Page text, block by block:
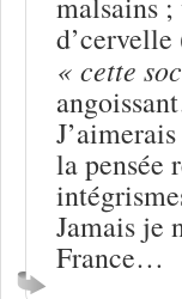
« cette
la pensée
Jamais je
France…